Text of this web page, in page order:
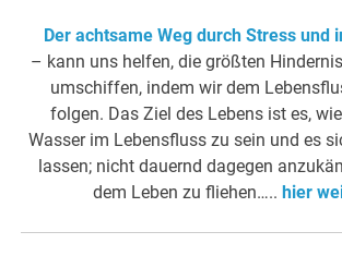
Der achtsame Weg durch Stress und
– kann uns helfen, die größten
umschiffen, indem wir dem
folgen. Das Ziel des Lebens ist es,
Wasser im Lebensfluss zu sein und es
lassen; nicht dauernd dagegen
dem Leben zu fliehen….. hier